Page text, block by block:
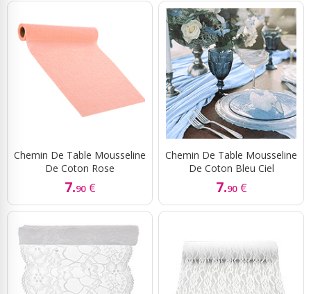
Chemin De Table Mousseline
De Coton Rose
7.90 €
Chemin De Table Mousseline
De Coton Bleu Ciel
7.90 €